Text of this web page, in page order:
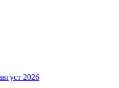
2026